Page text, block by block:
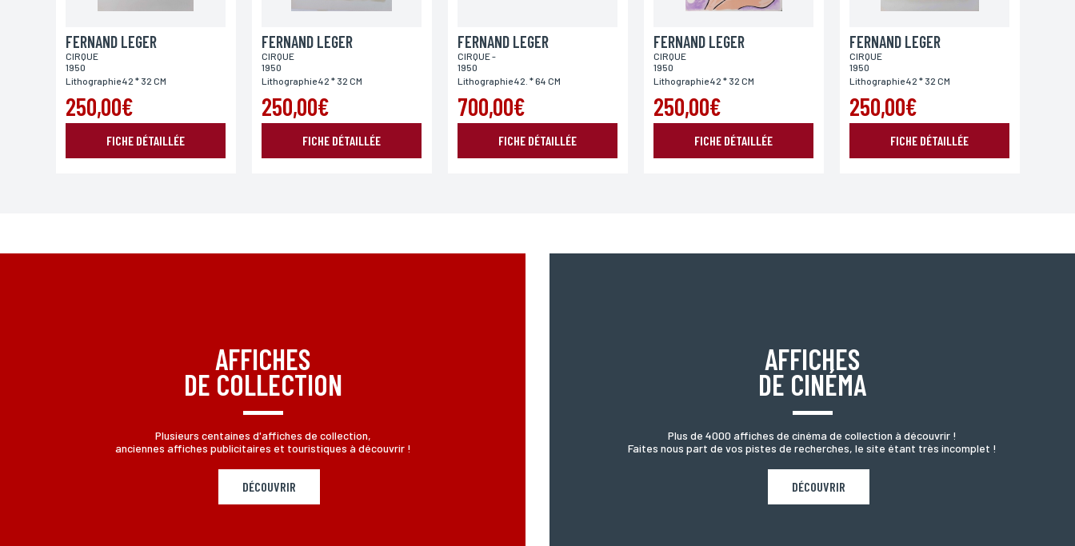
Lieu de livraison*
Europe
*Champs obligatoires
FERNAND LEGER
CIRQUE
1950
Lithographie 42 * 32 CM
250,00€
FICHE DÉTAILLÉE
FERNAND LEGER
CIRQUE
1950
Lithographie 42 * 32 CM
250,00€
FICHE DÉTAILLÉE
FERNAND LEGER
CIRQUE -
1950
Lithographie 42. * 64 CM
700,00€
FICHE DÉTAILLÉE
FERNAND LEGER
CIRQUE
1950
Lithographie 42 * 32 CM
250,00€
FICHE DÉTAILLÉE
FERNAND LEGER
CIRQUE
1950
Lithographie 42 * 32 CM
250,00€
FICHE DÉTAILLÉE
AFFICHES
DE COLLECTION
Plusieurs centaines d'affiches de collection,
anciennes affiches publicitaires et touristiques à découvrir !
DÉCOUVRIR
AFFICHES
DE CINÉMA
Plus de 4000 affiches de cinéma de collection à découvrir !
Faites nous part de vos pistes de recherches, le site étant très incomplet !
DÉCOUVRIR